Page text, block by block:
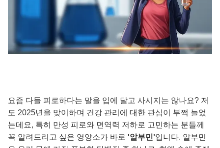
요즘 다들 피로하다는 말을 입에 달고 사시지는 않나요? 저
도 2025년을 맞이하며 건강 관리에 대한 관심이 부쩍 늘었
는데요, 특히 만성 피로와 면역력 저하로 고민하는 분들께
꼭 알려드리고 싶은 영양소가 바로 '알부민'입니다. 알부민